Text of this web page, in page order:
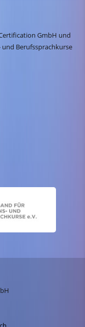
GmbH und
Berufssprachkurse